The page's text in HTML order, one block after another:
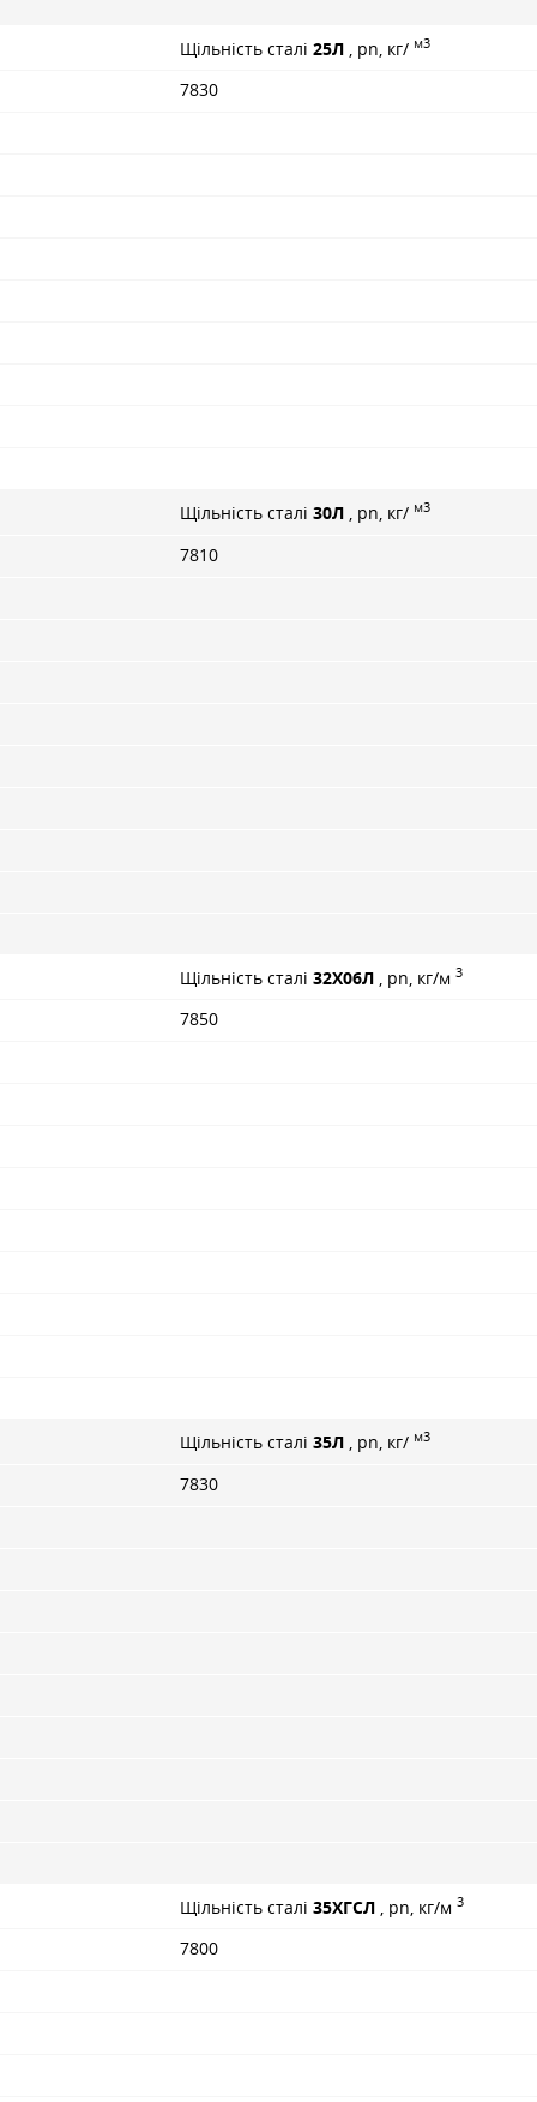
Щільність сталі 25Л , pn, кг/ м3
7830
Щільність сталі 30Л , pn, кг/ м3
7810
Щільність сталі 32Х06Л , pn, кг/м 3
7850
Щільність сталі 35Л , pn, кг/ м3
7830
Щільність сталі 35ХГСЛ , pn, кг/м 3
7800